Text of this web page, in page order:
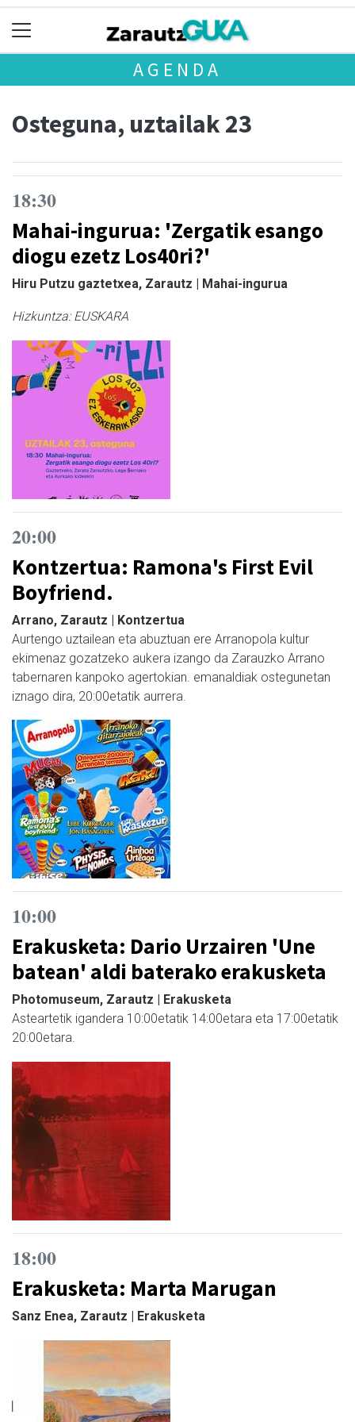
AGENDA
Osteguna, uztailak 23
18:30
Mahai-ingurua: 'Zergatik esango
diogu ezetz Los40ri?'
Hiru Putzu gaztetxea, Zarautz | Mahai-ingurua
Hizkuntza:EUSKARA
20:00
Kontzertua: Ramona's First Evil
Boyfriend.
Arrano, Zarautz | Kontzertua
Aurtengo uztailean eta abuztuan ere Arranopola kultur
ekimenaz gozatzeko aukera izango da Zarauzko Arrano
tabernaren kanpoko agertokian. emanaldiak ostegunetan
iznago dira, 20:00etatik aurrera.
10:00
Erakusketa: Dario Urzairen 'Une
batean' aldi baterako erakusketa
Photomuseum, Zarautz | Erakusketa
Asteartetik igandera 10:00etatik 14:00etara eta 17:00etatik
20:00etara.
18:00
Erakusketa: Marta Marugan
Sanz Enea, Zarautz | Erakusketa